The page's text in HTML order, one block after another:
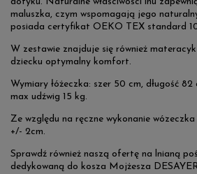
maluszka, czym wspomagają jego
posiada certyfikat OEKO TEX standard
W zestawie znajduje się również
dziecku optymalny komfort.
Wymiary łóżeczka: szer 50 cm, długość
max udźwig 15 kg.
Ze względu na ręczne wykonanie
+/- 2cm.
Sprawdź również naszą ofertę na lnianą
dedykowaną do kosza Mojżesza